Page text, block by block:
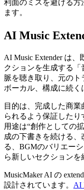
利面のミスを避ける方
ます。
AI Music
AI Music Extender は
クションを生成する
脈を聴き取り、元のト
ボーカル、構成に続く
目的は、完成した商
られるよう保証した
用途は“創作としての
成の下書きを続ける
る、BGMのバリエー
ら新しいセクションを
MusicMaker AI の
設計されています。 AI